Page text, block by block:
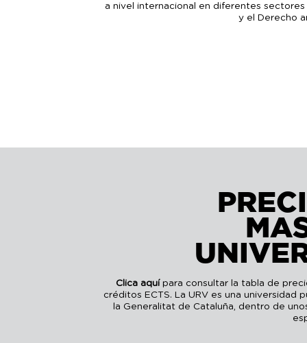
a nivel internacional en diferentes
y el Derecho
Clica aquí para consultar la tabla de
créditos ECTS. La URV es una
la Generalitat de Cataluña, dentro de